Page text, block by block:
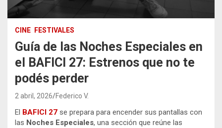
CINE FESTIVALES
Guía de las Noches Especiales en
el BAFICI 27: Estrenos que no te
podés perder
2 abril, 2026 Federico V.
El BAFICI 27 se prepara para encender sus pantallas con
las Noches Especiales, una sección que reúne las